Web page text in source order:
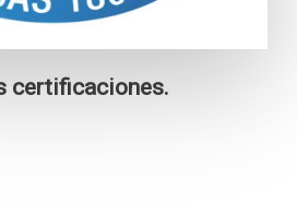
certificaciones.